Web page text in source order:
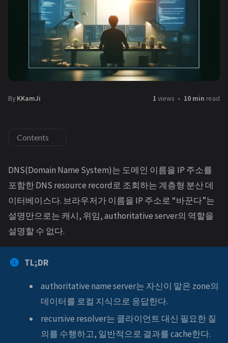
By KKamJi 1 views 10 min read
Contents
DNS(Domain Name System)는 도메인 이름을 IP 주소를
포함한 DNS resource record로 조회하는 계층형 분산 데
이터베이스다. 브라우저가 이름을 IP 주소로 “바꾼다”는
설명만으로는 캐시, 위임, authoritative server의 역할을
설명할 수 없다.
TL;DR
authoritative name server는 자신이 맡은 zone의
데이터를 로컬 지식으로 응답한다.
recursive resolver는 클라이언트 대신 필요한 질
의를 수행하고, 일반적으로 결과를 cache한다.